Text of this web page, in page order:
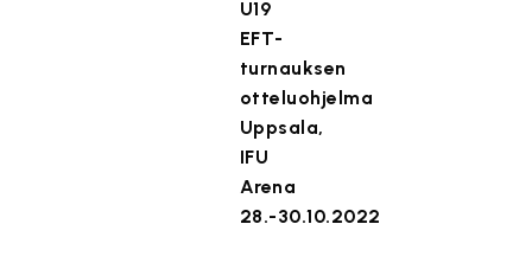
U19
EFT-
turnauksen
otteluohjelma
Uppsala,
IFU
Arena
28.-30.10.2022